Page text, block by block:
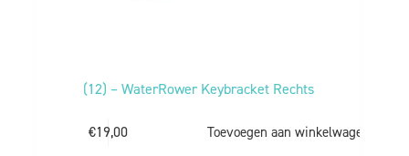
(12) – WaterRower Keybracket Rechts
€19,00 Toevoegen aan winkelwagen